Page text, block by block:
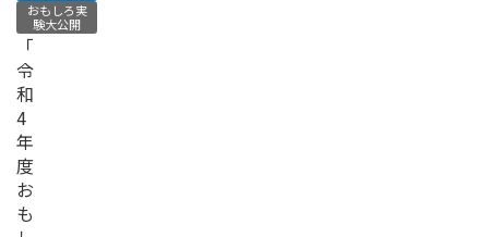
おもしろ実
験大公開
「
令
和
4
年
度
お
も